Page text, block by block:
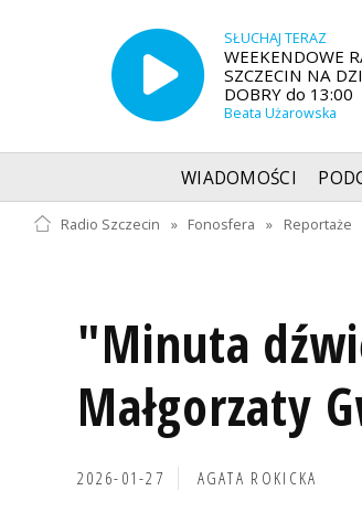
SŁUCHAJ TERAZ
WEEKENDOWE
SZCZECIN NA
DOBRY do 13:00
Beata Użarowska
WIADOMOŚCI
Radio Szczecin » Fonosfera » Reportaże
"Minuta
Małgorzaty
2026-01-27 AGATA ROKICKA